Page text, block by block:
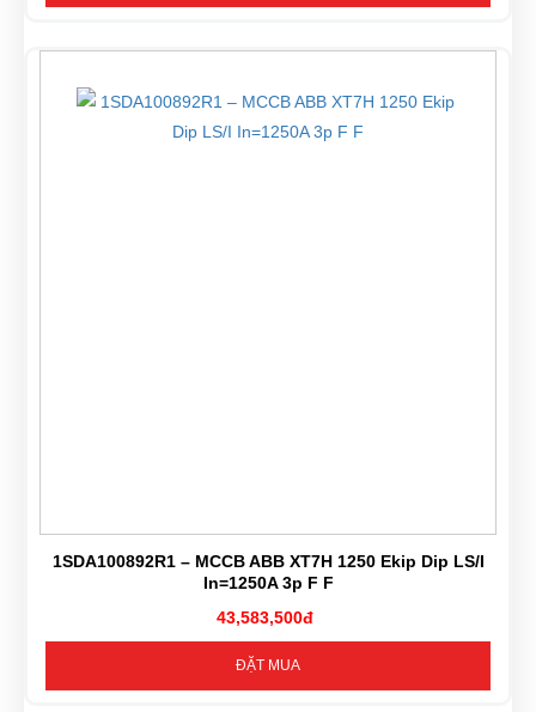
1SDA100892R1 – MCCB ABB XT7H 1250 Ekip Dip LS/I
In=1250A 3p F F
43,583,500đ
ĐẶT MUA